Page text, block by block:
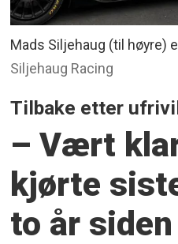
Mads Siljehaug (til høyre)
Siljehaug Racing
Tilbake etter
– Vært
kjørte
to år siden